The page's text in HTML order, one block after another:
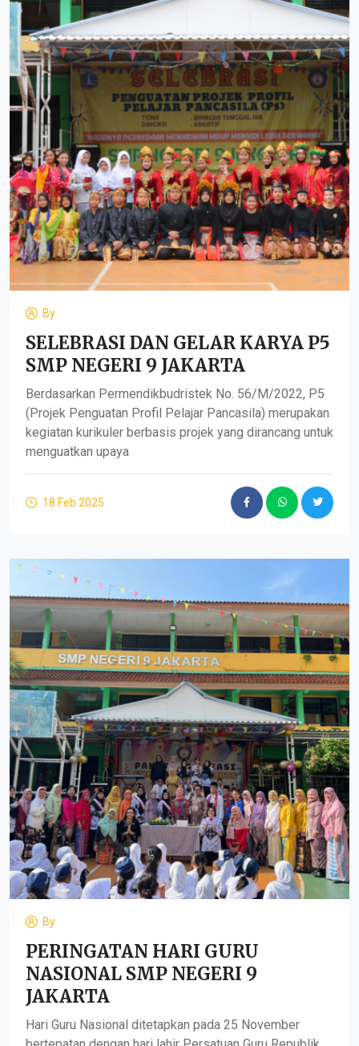
By
SELEBRASI DAN GELAR KARYA P5
SMP NEGERI 9 JAKARTA
Berdasarkan Permendikbudristek No. 56/M/2022, P5
(Projek Penguatan Profil Pelajar Pancasila) merupakan
kegiatan kurikuler berbasis projek yang dirancang untuk
menguatkan upaya
18 Feb 2025
By
PERINGATAN HARI GURU
NASIONAL SMP NEGERI 9
JAKARTA
Hari Guru Nasional ditetapkan pada 25 November